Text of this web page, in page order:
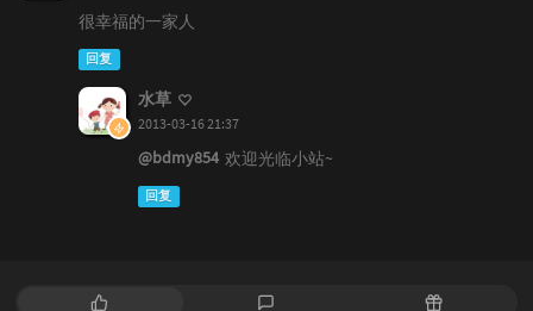
很幸福的一家人
回复
水草
2013-03-16 21:37
@bdmy854 欢迎光临小站~
回复
热
随